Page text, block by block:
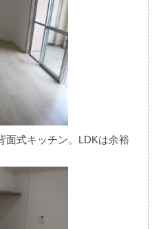
式キッチン。LDKは余裕